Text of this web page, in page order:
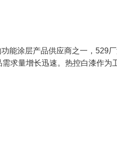
能涂层产品供应商之一，529
求量增长迅速。热控白漆作